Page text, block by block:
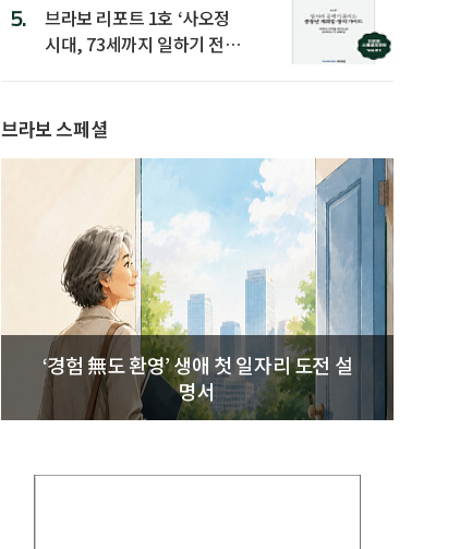
5.
브라보 리포트 1호 ‘사오정
시대, 73세까지 일하기 전략’
브라보 스페셜
‘경험 無도 환영’ 생애 첫 일자리 도전 설
명서